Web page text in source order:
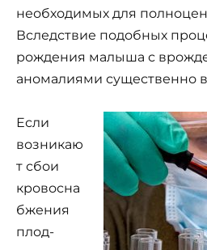
необходимых для
Вследствие подобных
рождения малыша с
аномалиями существенно
Если
возникаю
т сбои
кровосна
бжения
плод-